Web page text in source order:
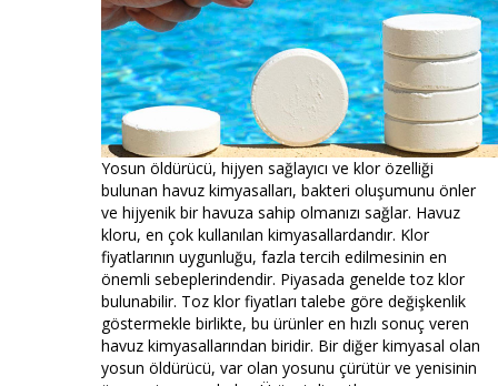
Yosun öldürücü, hijyen sağlayıcı ve klor özelliği
bulunan havuz kimyasalları, bakteri oluşumunu önler
ve hijyenik bir havuza sahip olmanızı sağlar. Havuz
kloru, en çok kullanılan kimyasallardandır. Klor
fiyatlarının uygunluğu, fazla tercih edilmesinin en
önemli sebeplerindendir. Piyasada genelde toz klor
bulunabilir. Toz klor fiyatları talebe göre değişkenlik
göstermekle birlikte, bu ürünler en hızlı sonuç veren
havuz kimyasallarından biridir. Bir diğer kimyasal olan
yosun öldürücü, var olan yosunu çürütür ve yenisinin